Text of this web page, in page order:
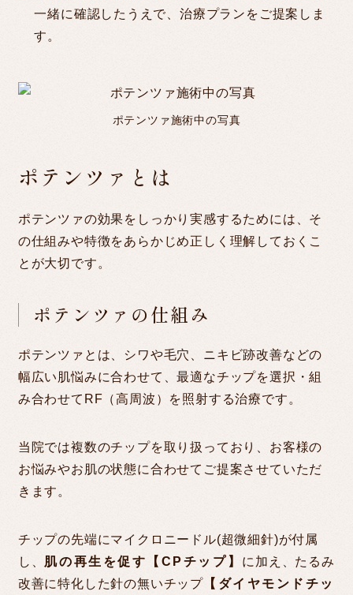
一緒に確認したうえで、治療プランをご提案しま
す。
ポテンツァ施術中の写真
ポテンツァとは
ポテンツァの効果をしっかり実感するためには、そ
の仕組みや特徴をあらかじめ正しく理解しておくこ
とが大切です。
ポテンツァの仕組み
ポテンツァとは、シワや毛穴、ニキビ跡改善などの
幅広い肌悩みに合わせて、最適なチップを選択・組
み合わせてRF（高周波）を照射する治療です。
当院では複数のチップを取り扱っており、お客様の
お悩みやお肌の状態に合わせてご提案させていただ
きます。
チップの先端にマイクロニードル(超微細針)が付属
し、 肌の再生を促す【CPチップ】 に加え、たるみ
改善に特化した針の無いチップ【ダイヤモンドチッ